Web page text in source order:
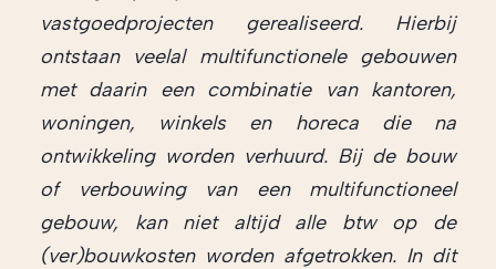
vastgoedprojecten gerealiseerd. Hierbij
ontstaan veelal multifunctionele gebouwen
met daarin een combinatie van kantoren,
woningen, winkels en horeca die na
ontwikkeling worden verhuurd. Bij de bouw
of verbouwing van een multifunctioneel
gebouw, kan niet altijd alle btw op de
(ver)bouwkosten worden afgetrokken. In dit